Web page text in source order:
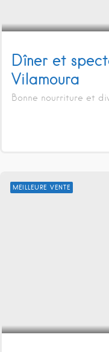
Dîner et
Vilamoura
Bonne nourriture et
MEILLEURE VENTE